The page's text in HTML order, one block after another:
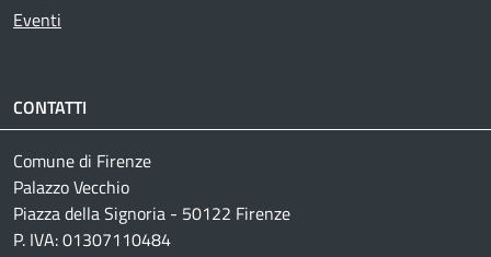
Eventi
CONTATTI
Comune di Firenze
Palazzo Vecchio
Piazza della Signoria - 50122 Firenze
P. IVA: 01307110484